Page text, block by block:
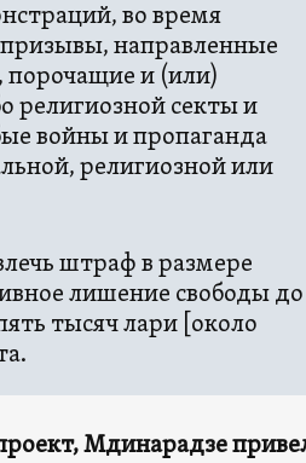
во время
направленные
порочащие и (или)
религиозной секты и
войны и пропаганда
религиозной или
штраф в размере
лишение свободы до
тысяч лари [около
Мдинарадзе